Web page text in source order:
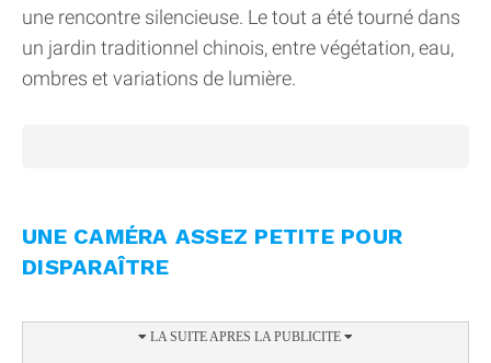
une rencontre silencieuse. Le tout a été tourné dans
un jardin traditionnel chinois, entre végétation, eau,
ombres et variations de lumière.
UNE CAMÉRA ASSEZ PETITE POUR
DISPARAÎTRE